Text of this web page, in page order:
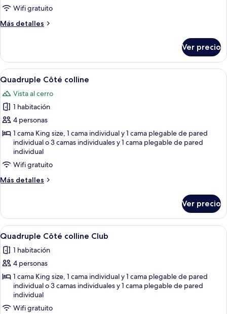
Wifi gratuito
Más detalles
Más
piscine
Ver precio
Abrir
todas
las
fotos
de
Quadruple
Côté
colline
Habitación de hotel con dos camas,
4
Quadruple Côté colline
Vista al cerro
1 habitación
4 personas
1 cama King size, 1 cama individual y 1 cama plegable de pared
individual o 3 camas individuales y 1 cama plegable de pared
individual
Wifi gratuito
Más detalles
Más
Côté
colline
Ver precio
Abrir
todas
las
fotos
de
Quadruple
Côté
Habitación de hotel con dos camas,
5
Quadruple Côté colline Club
1 habitación
4 personas
1 cama King size, 1 cama individual y 1 cama plegable de pared
individual o 3 camas individuales y 1 cama plegable de pared
individual
Wifi gratuito